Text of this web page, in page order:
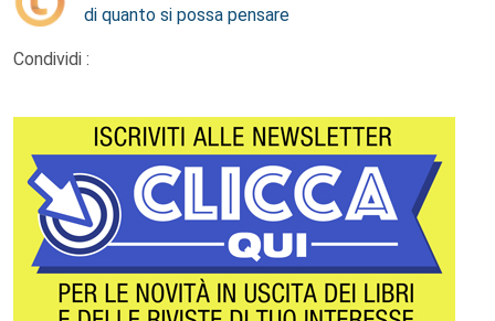
di quanto si possa pensare
Condividi :